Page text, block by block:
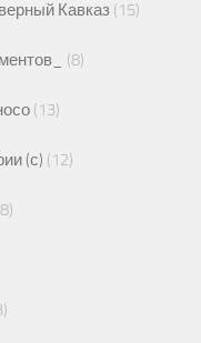
Кавказ (15)
(8)
(13)
(с) (12)